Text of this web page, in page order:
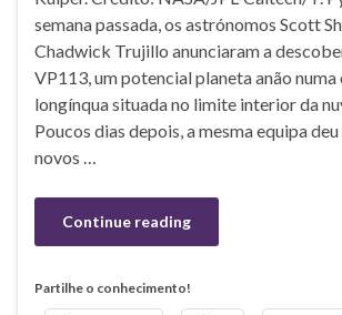
semana passada, os astrónomos Scott
Chadwick Trujillo anunciaram a
VP113, um potencial planeta anão
longínqua situada no limite interior da
Poucos dias depois, a mesma equipa
novos …
Continue reading
Partilhe o conhecimento!